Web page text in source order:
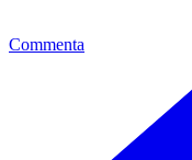
Commenta